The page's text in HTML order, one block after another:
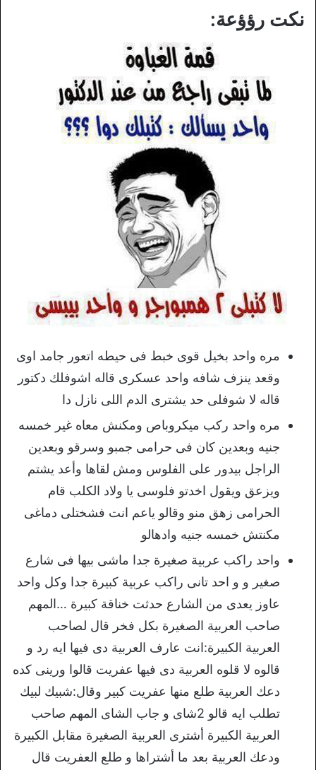
نكت رؤؤعة:
مره واحد بخيل قوى خبط فى حيطه اتعور جامد اوى
وقعد ينزف شافه واحد عسكرى قاله اشوفلك دكتور
قاله لا شوفلى حد يشترى الدم اللى نازل دا
مره واحد ركب ميكروباص ومكنش معاه غير خمسه
جنيه وبعدين كان فى حرامى جمبو وسرقو وبعدين
الراجل بيدور على الفلوس ومش لقاها وأعد يشتم
ويزعق ويقول اخدتو فلوسى يا ولاد الكلب قام
الحرامى زهق منو وقالو ياعم انت فشختلى دماغى
مكنتش خمسه جنيه وادهالو
واحد راكب عربية صغيرة جدا ماشى بيها فى شارع
صغير و و احد تانى راكب عربية كبيرة جدا وكل واحد
عاوز يعدى من الشارع حدثت خناقة كبيرة …المهم
صاحب العربية الصغيرة بكل فخر قال لصاحب
العربية الكبيرة:انت عارف العربية دى فيها ايه رد و
قالوه لا قلوه العربية دى فيها عفريت قالوا ورينى كده
دعك العربية طلع منها عفريت كبير وقال:شبيك لبيك
تطلب ايه قالو 2شاى و جاب الشاى المهم صاحب
العربية الكبيرة أشترى العربية الصغيرة مقابل الكبيرة
ودعك العربية بعد ما أشتراها و طلع العفريت قال